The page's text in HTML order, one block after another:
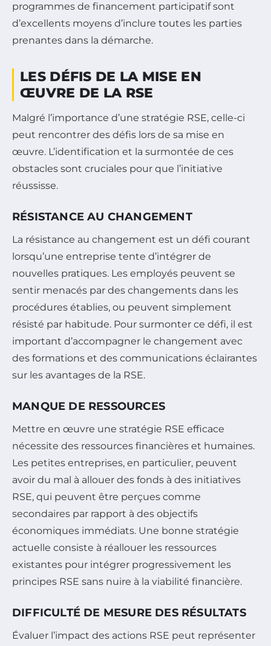
programmes de financement participatif sont
d’excellents moyens d’inclure toutes les parties
prenantes dans la démarche.
LES DÉFIS DE LA MISE EN
ŒUVRE DE LA RSE
Malgré l’importance d’une stratégie RSE, celle-ci
peut rencontrer des défis lors de sa mise en
œuvre. L’identification et la surmontée de ces
obstacles sont cruciales pour que l’initiative
réussisse.
RÉSISTANCE AU CHANGEMENT
La résistance au changement est un défi courant
lorsqu’une entreprise tente d’intégrer de
nouvelles pratiques. Les employés peuvent se
sentir menacés par des changements dans les
procédures établies, ou peuvent simplement
résisté par habitude. Pour surmonter ce défi, il est
important d’accompagner le changement avec
des formations et des communications éclairantes
sur les avantages de la RSE.
MANQUE DE RESSOURCES
Mettre en œuvre une stratégie RSE efficace
nécessite des ressources financières et humaines.
Les petites entreprises, en particulier, peuvent
avoir du mal à allouer des fonds à des initiatives
RSE, qui peuvent être perçues comme
secondaires par rapport à des objectifs
économiques immédiats. Une bonne stratégie
actuelle consiste à réallouer les ressources
existantes pour intégrer progressivement les
principes RSE sans nuire à la viabilité financière.
DIFFICULTÉ DE MESURE DES RÉSULTATS
Évaluer l’impact des actions RSE peut représenter